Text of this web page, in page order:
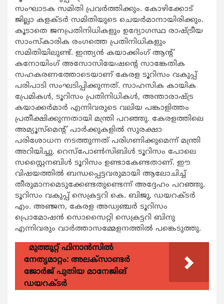
സംഘാടക സമിതി പ്രവർത്തിക്കും. കോഴിക്കോട്
ജില്ലാ കളക്ടർ സമിതിയുടെ ചെയർമാനായിരിക്കും.
കൂടാതെ ജനപ്രതിനിധികളും ഉദ്യോഗസ്ഥ രാഷ്ട്രീയ
സാംസ്‌കാരിക രംഗത്തെ പ്രതിനിധികളും
സമിതിയിലുണ്ട്. ഇന്ത്യൻ കയാക്കിംഗ് ആന്റ്
കനോയിംഗ് അസോസിയേഷന്റെ സാങ്കേതിക
സഹകരണത്തോടെയാണ് കേരള ടൂറിസം വകുപ്പ്
പരിപാടി സംഘടിപ്പിക്കുന്നത്. സാഹസിക കായിക
പ്രേമികൾ, ടൂറിസം പ്രതിനിധികൾ, അന്താരാഷ്ട്ര
കയാക്കർമാർ എന്നിവരുടെ വലിയ പങ്കാളിത്തം
പ്രതീക്ഷിക്കുന്നതായി മന്ത്രി പറഞ്ഞു. കേരളത്തിലെ
അമ്യൂസ്മെന്റ് പാർക്കുകളിൽ സുരക്ഷാ
പരിശോധന നടത്തുന്നത് പരിഗണിക്കുമെന്ന് മന്ത്രി
അറിയിച്ചു. റെസ്പോൺസിബിൾ ടൂറിസം പോലെ
സസ്റ്റൈനബിൾ ടൂറിസം ഉണ്ടാകേണ്ടതാണ്. ഈ
വിഷയത്തിൽ ബന്ധപ്പെട്ടവരുമായി ആലോചിച്ച്
തീരുമാനമെടുക്കേണ്ടതുണ്ടെന്ന് അദ്ദേഹം പറഞ്ഞു.
ടൂറിസം വകുപ്പ് സെക്രട്ടറി കെ. ബിജു, ഡയറക്ടർ
എം. അഞ്ജന, കേരള അഡ്വഞ്ചർ ടൂറിസം
പ്രൊമോഷൻ സൊസൈറ്റി സെക്രട്ടറി ബിനു
എന്നിവരും വാർത്താസമ്മേളനത്തിൽ പങ്കെടുത്തു.
മുത്തൂറ്റ് ഫിനാൻസിൽ
നേതൃമാറ്റം: അലക്സാണ്ടർ
ജോർജ് പുതിയ മാനേജിങ്
ഡയറക്ടർ